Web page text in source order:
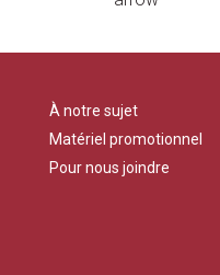
À notre sujet
Matériel promotionnel
Pour nous joindre